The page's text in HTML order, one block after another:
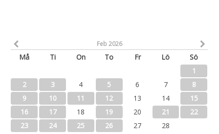
Feb 2026
Må Ti On To Fr Lö
Sö
1
2
3 4 5 6 7
8
9
10 11 12 13 14
15
16
17 18 19 20 21
22
23
24 25 26 27 28